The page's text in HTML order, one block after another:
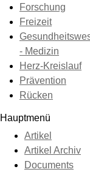
Forschung
Freizeit
- Medizin
Herz-Kreislauf
Prävention
Rücken
Hauptmenü
Artikel
Artikel Archiv
Documents